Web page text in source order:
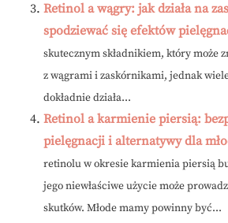
Retinol a wągry: jak działa na
spodziewać się efektów
skutecznym składnikiem, który może
z wągrami i zaskórnikami, jednak
dokładnie działa...
Retinol a karmienie piersią:
pielęgnacji i alternatywy dla
retinolu w okresie karmienia piersią
jego niewłaściwe użycie może
skutków. Młode mamy powinny być...